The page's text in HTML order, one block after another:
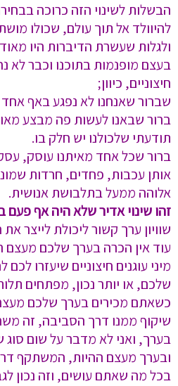
הבשלות לשינוי הזה כרוכה
להיוולד אל תוך עולם, שכולו
ולגלות שעשרת הדיברות היו
בעצם מופנמות בתוכנו וכבר לא
חיצוניים, כיוון;
שברור שאנחנו לא נפגע באף אחד
ברור שבאנו לעשות פה מבצע
תודעתי שלכולנו יש חלק בו.
ברור שכל אחד מאיתנו עוסק,
אותן עכבות, פחדים, חרדות
אלוהה ממעל בתלבושת אנושית.
זהו שינוי אדיר שלא היה אף פעם
שוויון ערך קשור ליכולת לייצר
עוד אין הכרה בערך שלכם מעצם
מיני עוגנים חיצוניים שיעזרו
שלכם, או יותר נכון, מפתחים
כשאתם מכירים בערך שלכם
שיקוף ממנו דרך הסביבה, זה
בערך, ואני לא מדבר על שום סוג
ובערך מעצם ההיות, המשתקף
בכל מה שאתם עושים, וזה נכון